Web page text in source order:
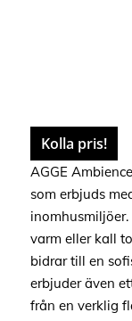
Kolla pris!
AGGE
som erbjuds
varm eller kall
bidrar till en
erbjuder även
från en verklig